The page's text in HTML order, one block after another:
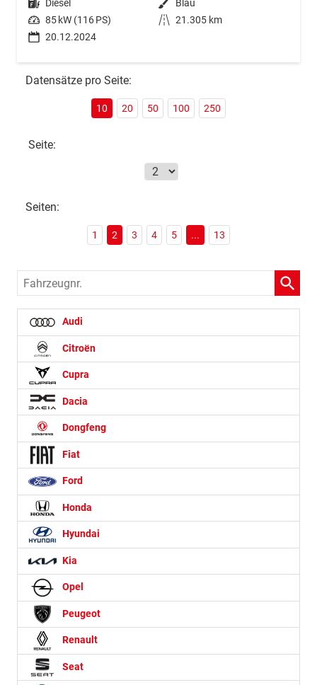
Kraftstoff Diesel Außenfarbe Blau
Leistung 85 kW (116 PS) Kilometerstand 21.305 km
20.12.2024
Datensätze pro Seite:
10 20 50 100 250
Seite:
Seiten:
1 2 3 4 5 ... 13
Fahrzeugnr.
Audi
Citroën
Cupra
Dacia
Dongfeng
Fiat
Ford
Honda
Hyundai
Kia
Opel
Peugeot
Renault
Seat